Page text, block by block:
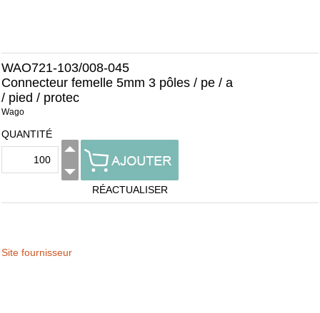
WAO721-103/008-045
Connecteur femelle 5mm 3 pôles / pe / a
/ pied / protec
Wago
QUANTITÉ
RÉACTUALISER
Site fournisseur